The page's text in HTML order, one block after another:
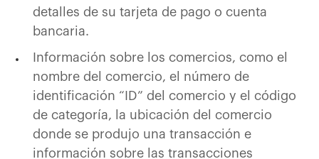
detalles de su tarjeta de pago o cuenta
bancaria.
Información sobre los comercios, como el
nombre del comercio, el número de
identificación “ID” del comercio y el código
de categoría, la ubicación del comercio
donde se produjo una transacción e
información sobre las transacciones